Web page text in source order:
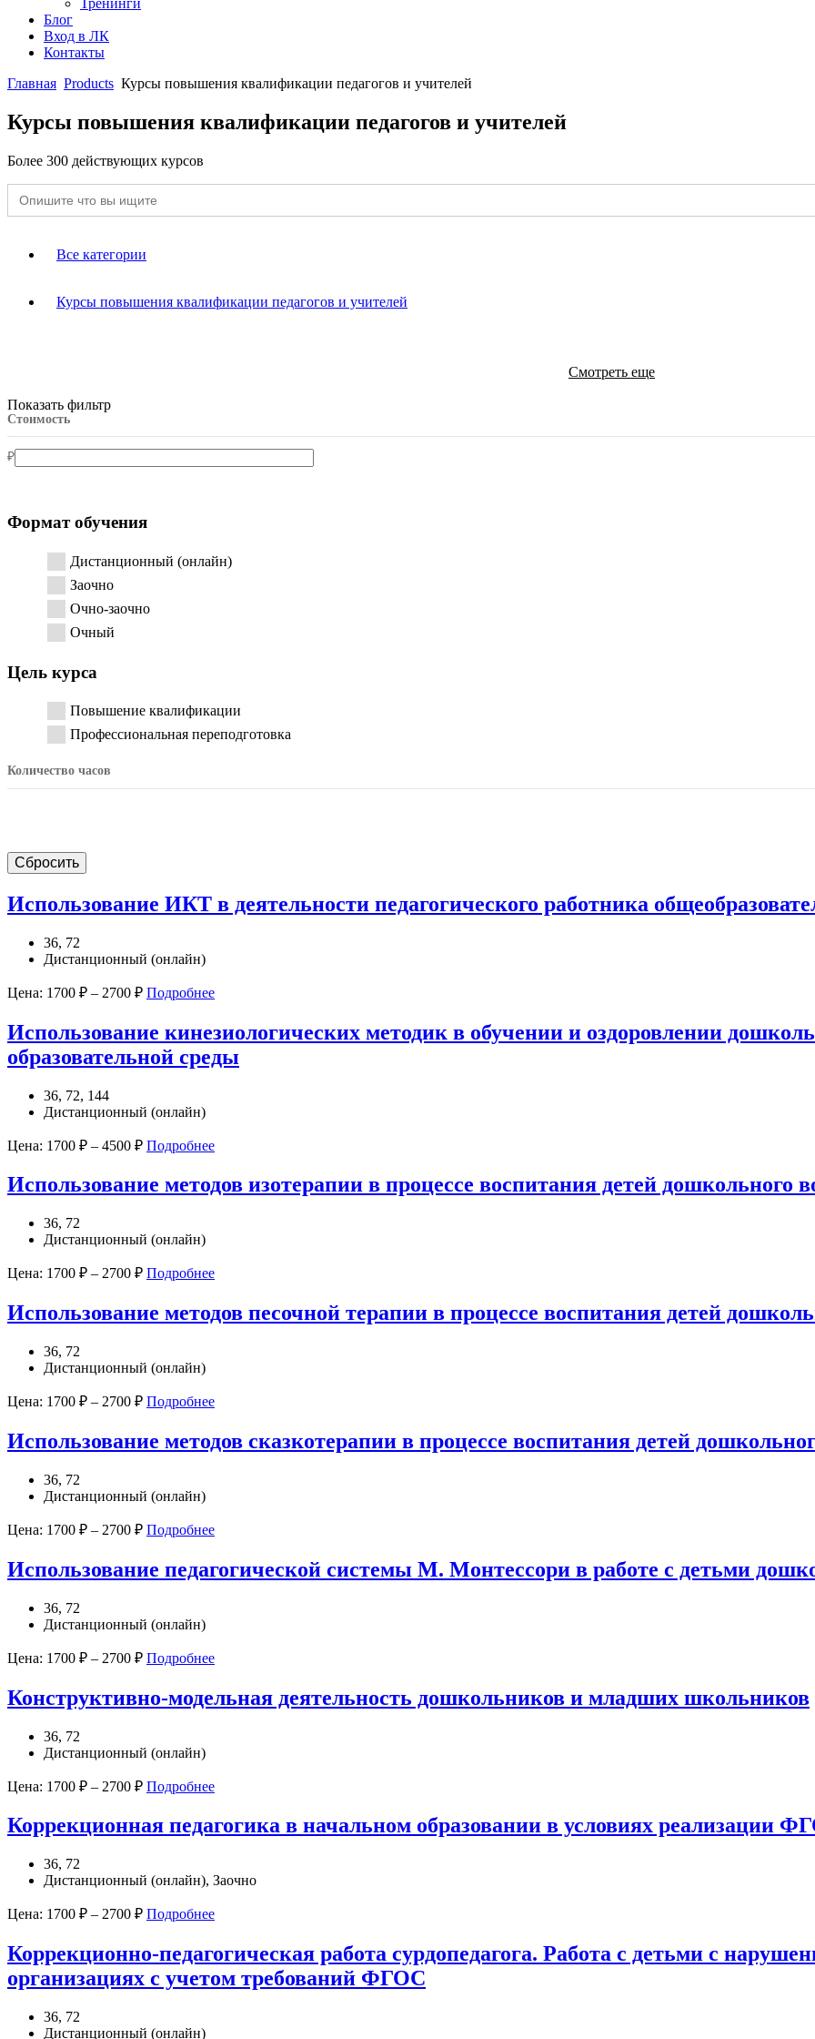
Тренинги
Блог
Вход в ЛК
Контакты
Главная Products Курсы повышения квалификации педагогов и учителей
Курсы повышения квалификации педагогов и учителей
Более 300 действующих курсов
Search
for:
Все категории
Курсы повышения квалификации педагогов и учителей
Курсы для воспитателей детского сада и ДОУ
Курсы повышения квалификации для воспитателей
Смотреть еще
Показать фильтр
Стоимость
₽
Формат обучения
Дистанционный (онлайн)
Заочно
Очно-заочно
Очный
Цель курса
Повышение квалификации
Профессиональная переподготовка
Количество часов
Сбросить
Использование ИКТ в деятельности педагогического работника
36, 72
Дистанционный (онлайн)
Цена: 1700 ₽ – 2700 ₽ Подробнее
Использование кинезиологических методик в обучении и оздоровлении
образовательной среды
36, 72, 144
Дистанционный (онлайн)
Цена: 1700 ₽ – 4500 ₽ Подробнее
Использование методов изотерапии в процессе воспитания детей дошкольного
36, 72
Дистанционный (онлайн)
Цена: 1700 ₽ – 2700 ₽ Подробнее
Использование методов песочной терапии в процессе воспитания детей
36, 72
Дистанционный (онлайн)
Цена: 1700 ₽ – 2700 ₽ Подробнее
Использование методов сказкотерапии в процессе воспитания детей
36, 72
Дистанционный (онлайн)
Цена: 1700 ₽ – 2700 ₽ Подробнее
Использование педагогической системы М. Монтессори в работе с детьми
36, 72
Дистанционный (онлайн)
Цена: 1700 ₽ – 2700 ₽ Подробнее
Конструктивно-модельная деятельность дошкольников и младших школьников
36, 72
Дистанционный (онлайн)
Цена: 1700 ₽ – 2700 ₽ Подробнее
Коррекционная педагогика в начальном образовании в условиях реализации
36, 72
Дистанционный (онлайн), Заочно
Цена: 1700 ₽ – 2700 ₽ Подробнее
Коррекционно-педагогическая работа сурдопедагога. Работа с детьми с
организациях с учетом требований ФГОС
36, 72
Дистанционный (онлайн)